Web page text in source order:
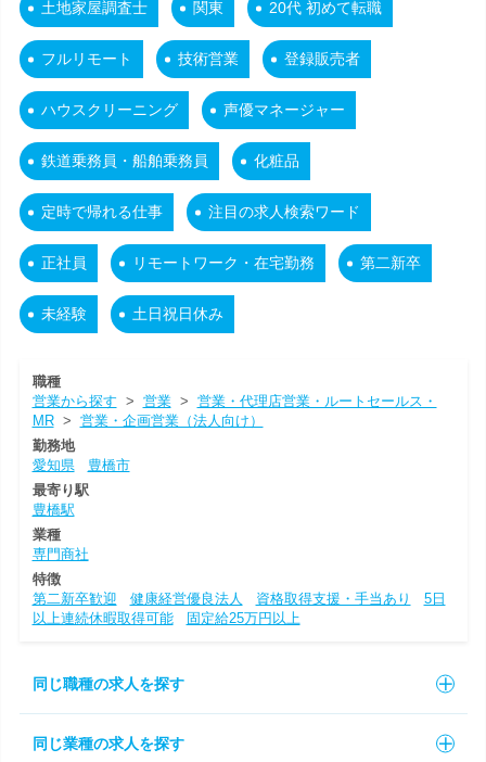
土地家屋調査士 関東 20代 初めて転職
フルリモート 技術営業 登録販売者
ハウスクリーニング 声優マネージャー
鉄道乗務員・船舶乗務員 化粧品
定時で帰れる仕事 注目の求人検索ワード
正社員 リモートワーク・在宅勤務 第二新卒
未経験 土日祝日休み
職種
営業から探す > 営業> 営業・代理店営業・ルートセールス・
MR> 営業・企画営業（法人向け）
勤務地
愛知県
豊橋市
最寄り駅
豊橋駅
業種
専門商社
特徴
第二新卒歓迎
健康経営優良法人 資格取得支援・手当あり
5日
以上連続休暇取得可能
固定給25万円以上
同じ職種の求人を探す
同じ業種の求人を探す